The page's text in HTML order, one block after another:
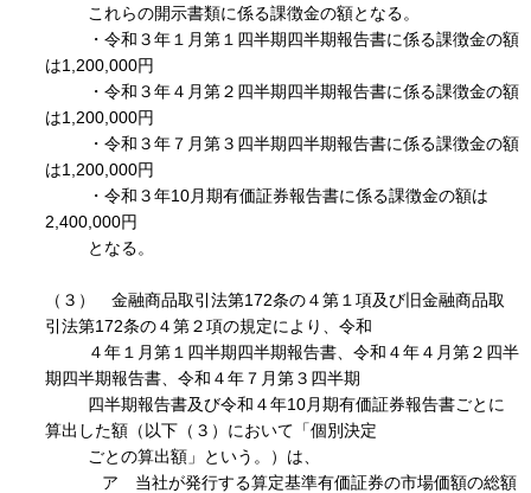
これらの開示書類に係る課徴金の額となる。
・令和３年１月第１四半期四半期報告書に係る課徴金の額
は1,200,000円
・令和３年４月第２四半期四半期報告書に係る課徴金の額
は1,200,000円
・令和３年７月第３四半期四半期報告書に係る課徴金の額
は1,200,000円
・令和３年10月期有価証券報告書に係る課徴金の額は
2,400,000円
となる。
（３） 金融商品取引法第172条の４第１項及び旧金融商品取
引法第172条の４第２項の規定により、令和
４年１月第１四半期四半期報告書、令和４年４月第２四半
期四半期報告書、令和４年７月第３四半期
四半期報告書及び令和４年10月期有価証券報告書ごとに
算出した額（以下（３）において「個別決定
ごとの算出額」という。）は、
ア 当社が発行する算定基準有価証券の市場価額の総額